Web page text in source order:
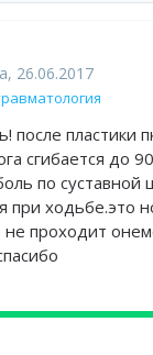
26.06.2017
после пластики
сгибается до
по суставной
при ходьбе.это
не проходит